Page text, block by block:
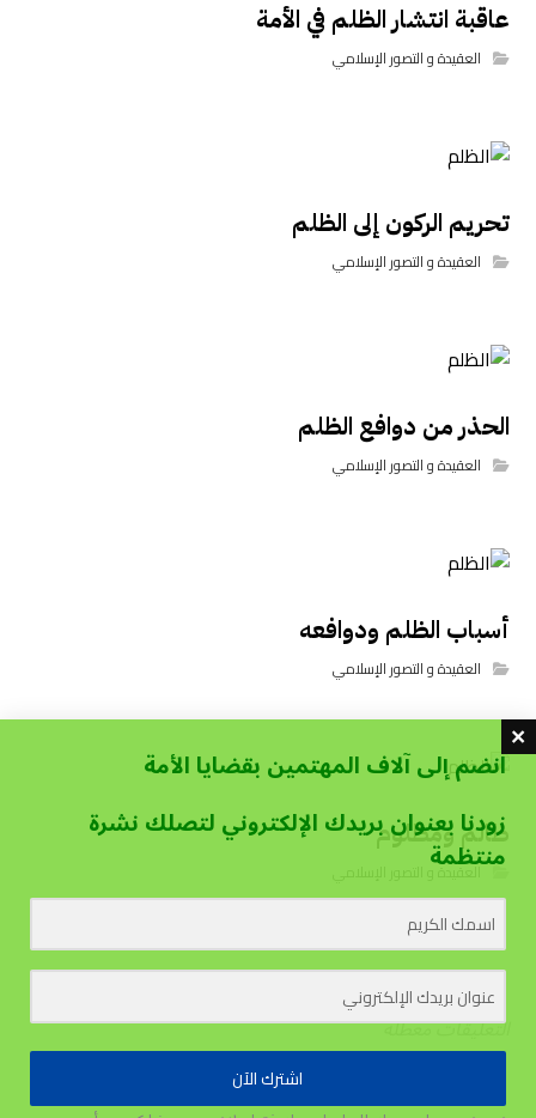
عاقبة انتشار الظلم في الأمة
العقيدة و التصور الإسلامي
تحريم الركون إلى الظلم
العقيدة و التصور الإسلامي
الحذر من دوافع الظلم
العقيدة و التصور الإسلامي
أسباب الظلم ودوافعه
العقيدة و التصور الإسلامي
ظالم ومظلوم
العقيدة و التصور الإسلامي
التعليقات معطلة
انضم إلى آلاف المهتمين بقضايا الأمة
زودنا بعنوان بريدك الإلكتروني لتصلك نشرة
منتظمة
اشترك الآن